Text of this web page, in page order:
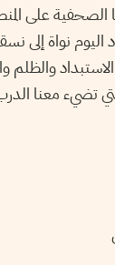
الصحفية على
اليوم نواة إلى
مع الاستبداد
تضيء معنا